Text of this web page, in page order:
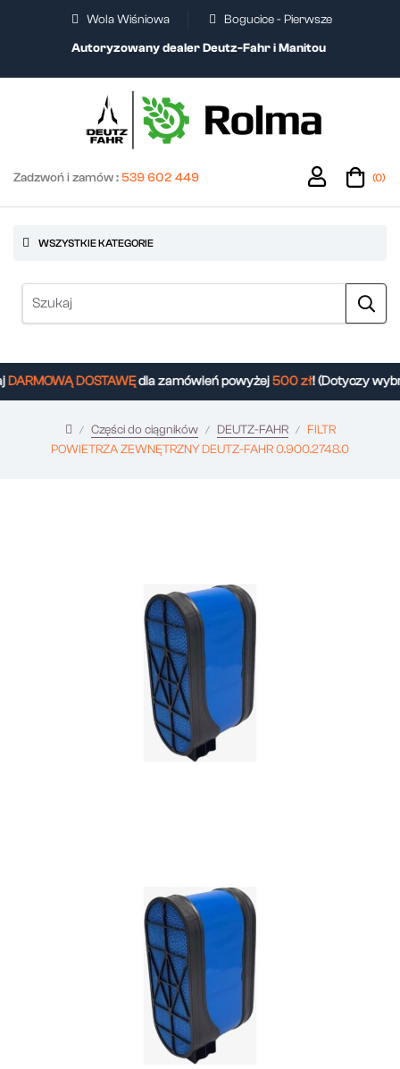
Wola Wiśniowa
Bogucice - Pierwsze
Autoryzowany dealer Deutz-Fahr i Manitou
Zadzwoń i zamów :539 602 449 (0)
WSZYSTKIE KATEGORIE
DOSTAWĘdla zamówień powyżej500 zł! (Dotyczy
Części do ciągników DEUTZ-FAHR
FILTR
POWIETRZA ZEWNĘTRZNY DEUTZ-FAHR 0.900.2748.0